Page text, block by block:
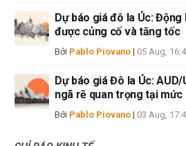
Dự báo giá đô la Úc:
được củng cố và tăng tốc
Bởi Pablo Piovano | 05 Aug,
Dự báo giá Đô la Úc:
ngã rẽ quan trọng tại mức
Bởi Pablo Piovano | 03 Aug,